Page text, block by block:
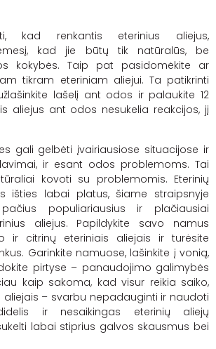
kad renkantis eterinius aliejus,
kad jie būtų tik natūralūs, be
kokybės. Taip pat pasidomėkite ar
tikram eteriniam aliejui. Ta patikrinti
lašelį ant odos ir palaukite 12
aliejus ant odos nesukelia reakcijos, jį
gali gelbėti įvairiausiose situacijose ir
ir esant odos problemoms. Tai
kovoti su problemomis. Eterinių
išties labai platus, šiame straipsnyje
populiariausius ir plačiausiai
aliejus. Papildykite savo namus
ir citrinų eteriniais aliejais ir turėsite
Garinkite namuose, lašinkite į vonią,
pirtyse – panaudojimo galimybės
kaip sakoma, kad visur reikia saiko,
aliejais – svarbu nepadauginti ir naudoti
ir nesaikingas eterinių aliejų
labai stiprius galvos skausmus bei